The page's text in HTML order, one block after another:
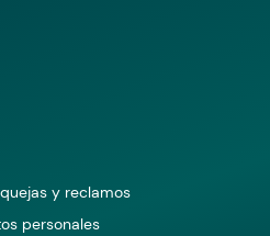
y reclamos
personales